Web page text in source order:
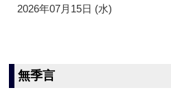
2026年07月15日 (水)
無季言